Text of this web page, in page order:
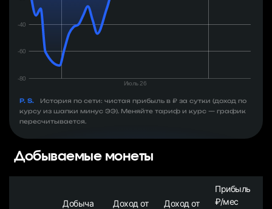
P. S.
История по сети: чистая прибыль в ₽ за сутки (доход по
курсу из шапки минус ЭЭ). Меняйте тариф и курс — график
пересчитывается.
Добываемые монеты
Добыча
Доход от
Доход от
Прибыль
₽/мес